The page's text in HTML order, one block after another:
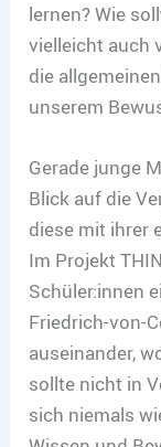
lernen? Wie
vielleicht auch
die
unserem
Gerade junge
Blick auf die
diese mit ihrer
Im Projekt
Schüler:innen
Friedrich-von-
auseinander,
sollte nicht in
sich niemals